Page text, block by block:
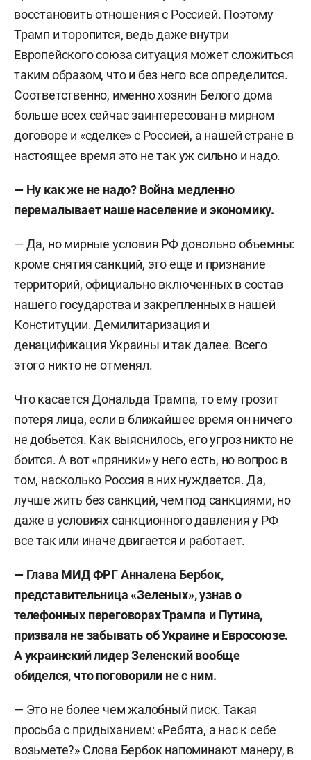
восстановить отношения с Россией. Поэтому
Трамп и торопится, ведь даже внутри
Европейского союза ситуация может сложиться
таким образом, что и без него все определится.
Соответственно, именно хозяин Белого дома
больше всех сейчас заинтересован в мирном
договоре и «сделке» с Россией, а нашей стране в
настоящее время это не так уж сильно и надо.
— Ну как же не надо? Война медленно
перемалывает наше население и экономику.
— Да, но мирные условия РФ довольно объемны:
кроме снятия санкций, это еще и признание
территорий, официально включенных в состав
нашего государства и закрепленных в нашей
Конституции. Демилитаризация и
денацификация Украины и так далее. Всего
этого никто не отменял.
Что касается Дональда Трампа, то ему грозит
потеря лица, если в ближайшее время он ничего
не добьется. Как выяснилось, его угроз никто не
боится. А вот «пряники» у него есть, но вопрос в
том, насколько Россия в них нуждается. Да,
лучше жить без санкций, чем под санкциями, но
даже в условиях санкционного давления у РФ
все так или иначе двигается и работает.
— Глава МИД ФРГ Анналена Бербок,
представительница «Зеленых», узнав о
телефонных переговорах Трампа и Путина,
призвала не забывать об Украине и Евросоюзе.
А украинский лидер Зеленский вообще
обиделся, что поговорили не с ним.
— Это не более чем жалобный писк. Такая
просьба с придыханием: «Ребята, а нас к себе
возьмете?» Слова Бербок напоминают манеру, в